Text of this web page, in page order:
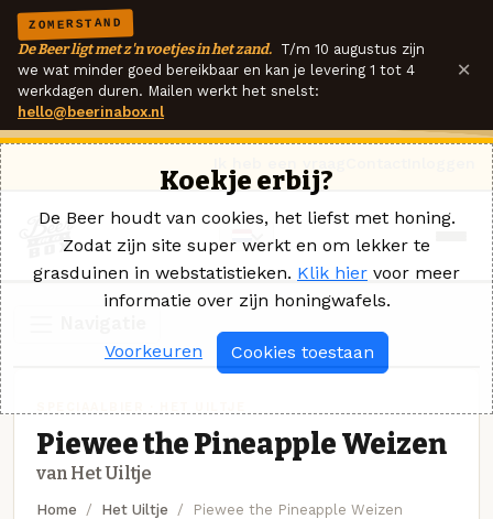
ZOMERSTAND
De Beer ligt met z'n voetjes in het zand. T/m 10 augustus zijn
we wat minder goed bereikbaar en kan je levering 1 tot 4
werkdagen duren. Mailen werkt het snelst:
hello@beerinabox.nl
×
Piewee the Pineapple Weizen
van Het Uiltje
Home Het Uiltje Piewee the Pineapple Weizen
Koekje erbij?
De Beer houdt van cookies, het liefst met honing.
Zodat zijn site super werkt en om lekker te
grasduinen in webstatistieken. Klik hier voor meer
informatie over zijn honingwafels.
Voorkeuren Cookies toestaan